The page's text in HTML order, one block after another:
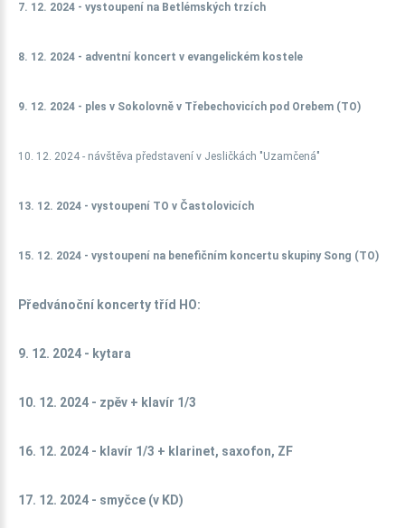
7. 12. 2024 - vystoupení na Betlémských trzích
8. 12. 2024 - adventní koncert v evangelickém kostele
9. 12. 2024 - ples v Sokolovně v Třebechovicích pod Orebem (TO)
10. 12. 2024 - návštěva představení v Jesličkách "Uzamčená"
13. 12. 2024 - vystoupení TO v Častolovicích
15. 12. 2024 - vystoupení na benefičním koncertu skupiny Song (TO)
Předvánoční koncerty tříd HO:
9. 12. 2024 - kytara
10. 12. 2024 - zpěv + klavír 1/3
16. 12. 2024 - klavír 1/3 + klarinet, saxofon, ZF
17. 12. 2024 - smyčce (v KD)